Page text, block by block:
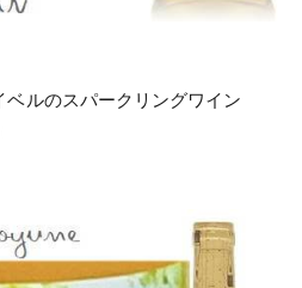
ベルのスパークリングワイン